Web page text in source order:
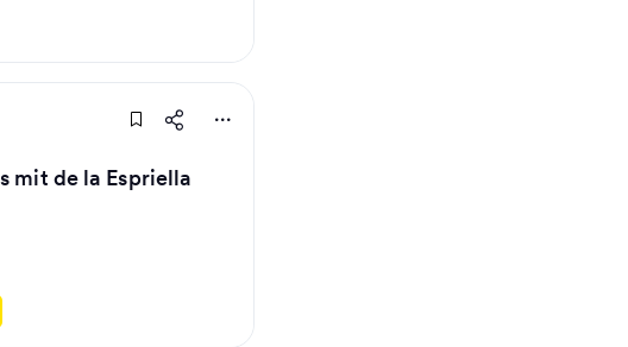
mit de la Espriella